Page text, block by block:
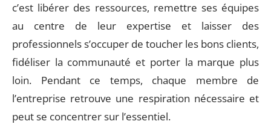
c’est libérer des ressources, remettre ses équipes
au centre de leur expertise et laisser des
professionnels s’occuper de toucher les bons clients,
fidéliser la communauté et porter la marque plus
loin. Pendant ce temps, chaque membre de
l’entreprise retrouve une respiration nécessaire et
peut se concentrer sur l’essentiel.